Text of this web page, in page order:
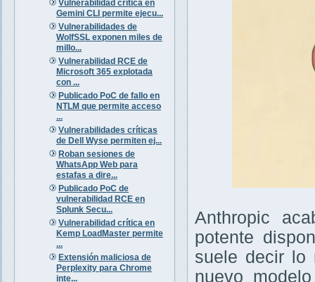
Vulnerabilidad crítica en
Gemini CLI permite ejecu...
Vulnerabilidades de
WolfSSL exponen miles de
millo...
Vulnerabilidad RCE de
Microsoft 365 explotada
con ...
Publicado PoC de fallo en
NTLM que permite acceso
...
Vulnerabilidades críticas
de Dell Wyse permiten ej...
Roban sesiones de
WhatsApp Web para
estafas a dire...
Publicado PoC de
vulnerabilidad RCE en
Splunk Secu...
Vulnerabilidad crítica en
Kemp LoadMaster permite
...
Extensión maliciosa de
Perplexity para Chrome
inte...
Anthropic
potente
suele decir lo
nuevo